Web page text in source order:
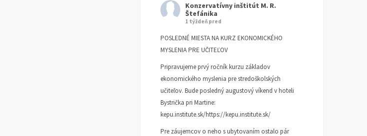
Konzervatívny inštitút M. R.
Štefánika
1 týždeň pred
POSLEDNÉ MIESTA NA KURZ EKONOMICKÉHO
MYSLENIA PRE UČITEĽOV
Pripravujeme prvý ročník kurzu základov
ekonomického myslenia pre stredoškolských
učiteľov. Bude posledný augustový víkend v hoteli
Bystrička pri Martine:
kepu.institute.sk/https://kepu.institute.sk/
Pre záujemcov o neho s ubytovaním ostalo pár